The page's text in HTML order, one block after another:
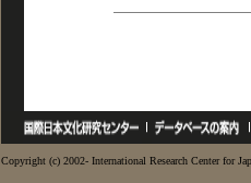
Copyright (c) 2002- International Research Center for